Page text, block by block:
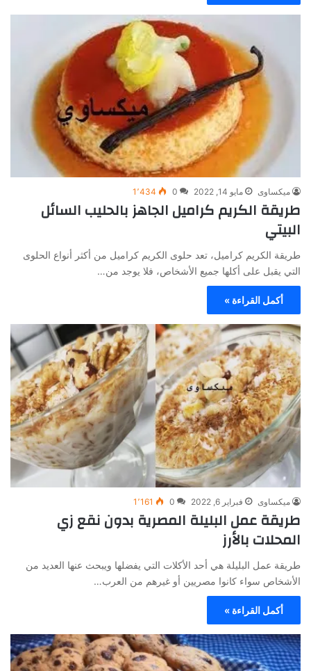
ميكساوى مايو 14, 2022 0 1٬434
طريقة الكريم كراميل الجاهز بالحليب السائل
البيتي
طريقة الكريم كراميل، تعد حلوى الكريم كراميل من أكثر أنواع الحلوى
التي يقبل على أكلها جميع الأشخاص، فلا يوجد من…
أكمل القراءة »
ميكساوى فبراير 6, 2022 0 1٬161
طريقة عمل البليلة المصرية بدون نقع زي
المحلات بالأرز
طريقة عمل البليلة هي أحد الأكلات التي يفضلها ويبحث عنها العديد من
الأشخاص سواء كانوا مصريين أو غيرهم من العرب…
أكمل القراءة »